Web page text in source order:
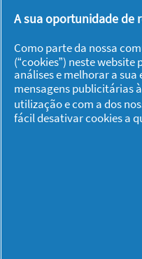
A sua oportunidade de
Como parte da nossa
(“cookies”) neste
análises e melhorar a
mensagens publicitárias
utilização e com a dos
fácil desativar cookies a